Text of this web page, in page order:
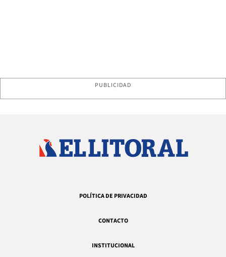
PUBLICIDAD
POLÍTICA DE PRIVACIDAD
CONTACTO
INSTITUCIONAL